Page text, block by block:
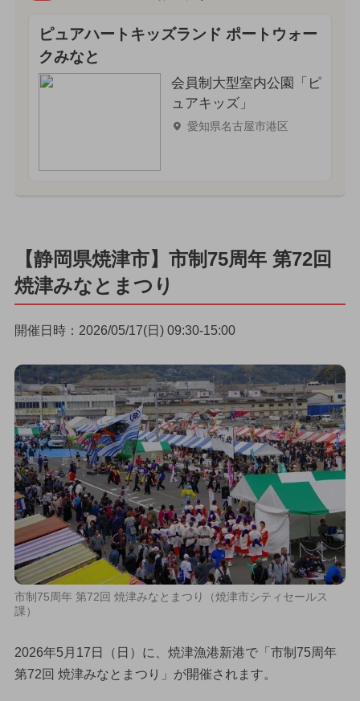
ピュアハートキッズランド ポートウォー
クみなと
会員制大型室内公園「ピ
ュアキッズ」
愛知県名古屋市港区
【静岡県焼津市】市制75周年 第72回
焼津みなとまつり
開催日時：2026/05/17(日) 09:30-15:00
市制75周年 第72回 焼津みなとまつり（焼津市シティセールス
課）
2026年5月17日（日）に、焼津漁港新港で「市制75周年
第72回 焼津みなとまつり」が開催されます。